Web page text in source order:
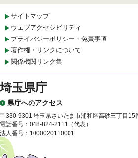
サイトマップ
ウェブアクセシビリティ
プライバシーポリシー・免責事項
著作権・リンクについて
関係機関リンク集
埼玉県庁
県庁へのアクセス
〒330-9301 埼玉県さいたま市浦和区高砂三丁目15
電話番号：048-824-2111（代表）
法人番号：1000020110001